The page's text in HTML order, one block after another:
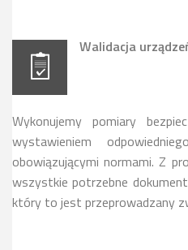
Walidacja
Wykonujemy pomiary
wystawieniem
obowiązującymi normami. Z
wszystkie potrzebne
który to jest przeprowadzany